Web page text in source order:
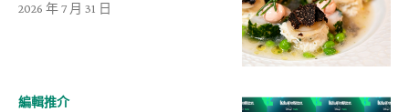
2026 年 7 月 31 日
編輯推介